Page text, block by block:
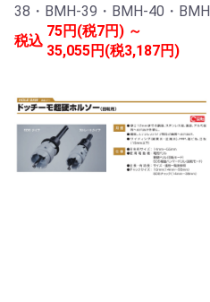
38・BMH-39・BMH-40・BMH
税込
75円(税7円) ～
35,055円(税3,187円)